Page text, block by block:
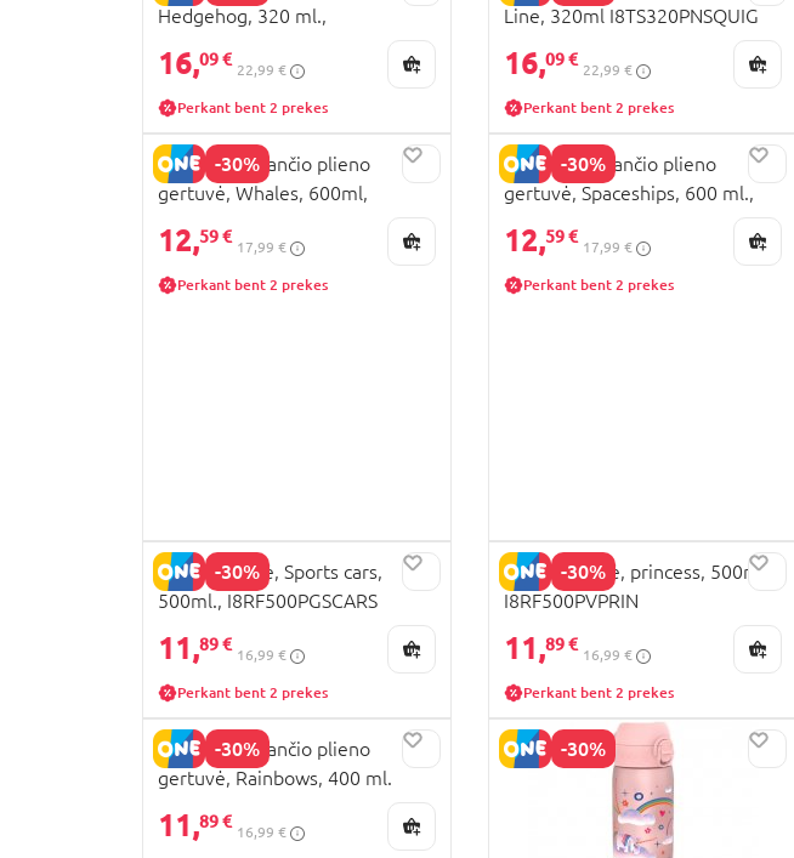
Hedgehog, 320 ml.,
16,09 €
22,99 €
Perkant bent 2 prekes
Line, 320ml I8TS320PNSQUIG
16,09 €
22,99 €
Perkant bent 2 prekes
-30%
ION8 nerūdijančio plieno
gertuvė, Whales, 600ml,
12,59 €
17,99 €
Perkant bent 2 prekes
-30%
ION8 nerūdijančio plieno
gertuvė, Spaceships, 600 ml.,
12,59 €
17,99 €
Perkant bent 2 prekes
-30%
ION8 gertuvė, Sports cars,
500ml., I8RF500PGSCARS
11,89 €
16,99 €
Perkant bent 2 prekes
-30%
ION8 gertuvė, princess, 500ml
I8RF500PVPRIN
11,89 €
16,99 €
Perkant bent 2 prekes
-30%
ION8 nerūdijančio plieno
gertuvė, Rainbows, 400 ml.
11,89 €
16,99 €
-30%